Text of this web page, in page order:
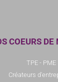
COEURS DE
TPE - PME
Créateurs